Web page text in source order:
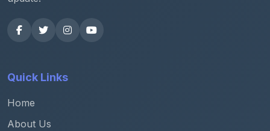
Quick Links
Home
About Us